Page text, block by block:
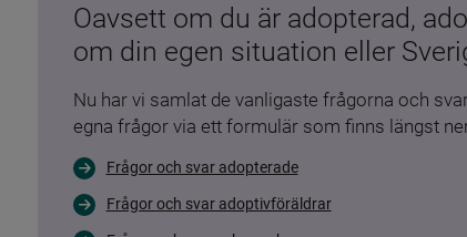
Oavsett om du är adopterad,
om din egen situation eller
Nu har vi samlat de vanligaste frågorna och
egna frågor via ett formulär som finns längst
Frågor och svar adopterade
Frågor och svar adoptivföräldrar